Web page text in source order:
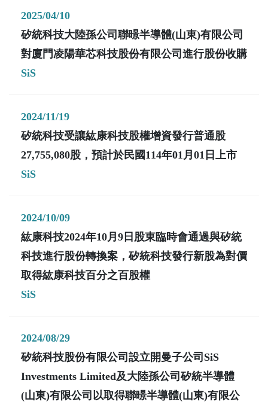
2025/04/10
矽統科技大陸孫公司聯暻半導體(山東)有限公司
對廈門凌陽華芯科技股份有限公司進行股份收購
SiS
2024/11/19
矽統科技受讓紘康科技股權增資發行普通股
27,755,080股，預計於民國114年01月01日上市
SiS
2024/10/09
紘康科技2024年10月9日股東臨時會通過與矽統
科技進行股份轉換案，矽統科技發行新股為對價
取得紘康科技百分之百股權
SiS
2024/08/29
矽統科技股份有限公司設立開曼子公司SiS
Investments Limited及大陸孫公司矽統半導體
(山東)有限公司以取得聯暻半導體(山東)有限公